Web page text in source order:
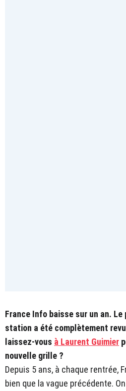
France Info baisse sur un an.
station a été complètement
laissez-vous à Laurent Guimier
nouvelle grille ?
Depuis 5 ans, à chaque rentrée,
bien que la vague précédente.